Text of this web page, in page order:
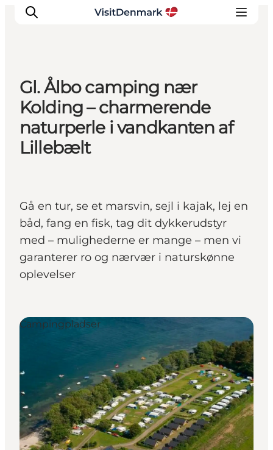
Inspirasjon
Reisemål
Aktiviteter
Overnatting
Gl. Ålbo camping nær
Kolding – charmerende
naturperle i vandkanten af
Lillebælt
Gå en tur, se et marsvin, sejl i kajak, lej en
båd, fang en fisk, tag dit dykkerudstyr
med – mulighederne er mange – men vi
garanterer ro og nærvær i naturskønne
oplevelser
Campingpladser